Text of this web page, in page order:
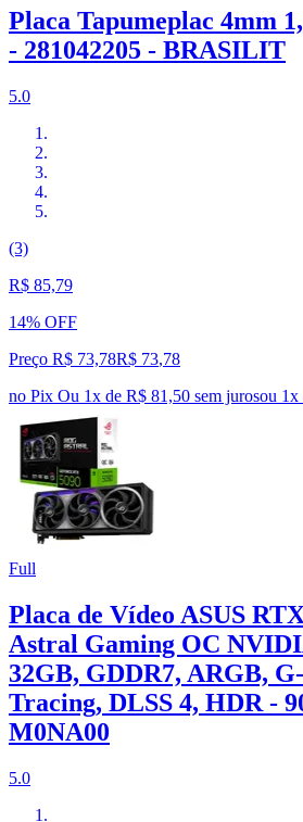
Placa Tapumeplac 4mm
- 281042205 - BRASILIT
5.0
(3)
R$ 85,79
14% OFF
Preço R$ 73,78R$ 73,78
no Pix Ou 1x de R$ 81,50 sem jurosou 1x
Full
Placa de Vídeo ASUS
Astral Gaming OC
32GB, GDDR7, ARGB,
Tracing, DLSS 4, HDR -
M0NA00
5.0